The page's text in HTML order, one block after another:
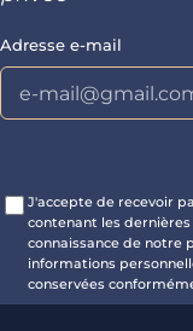
Adresse e-mail
J'accepte de recevoir
contenant les dernières
connaissance de notre
informations
conservées